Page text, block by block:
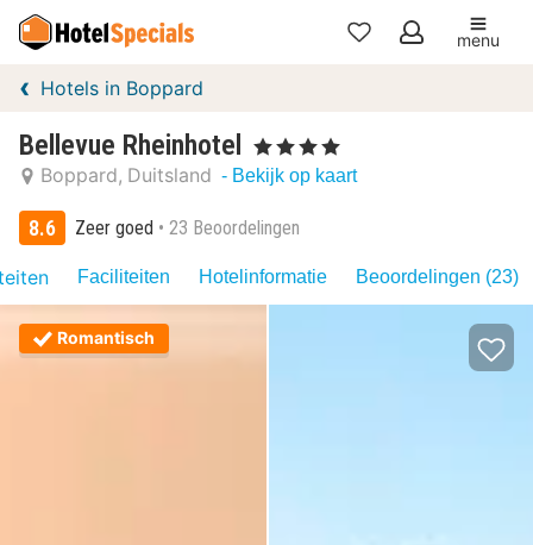
Mijn
menu
Hotels in Boppard
Bellevue Rheinhotel , 4 Sterren
Boppard Duitsland - Bekijk op kaart
8.6 Zeer goed 23 Beoordelingen
Faciliteiten Hotelinformatie Beoordelingen (23)
Romantisch